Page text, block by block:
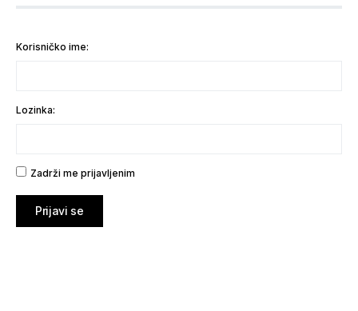
Korisničko ime:
Lozinka:
Zadrži me prijavljenim
Prijavi se